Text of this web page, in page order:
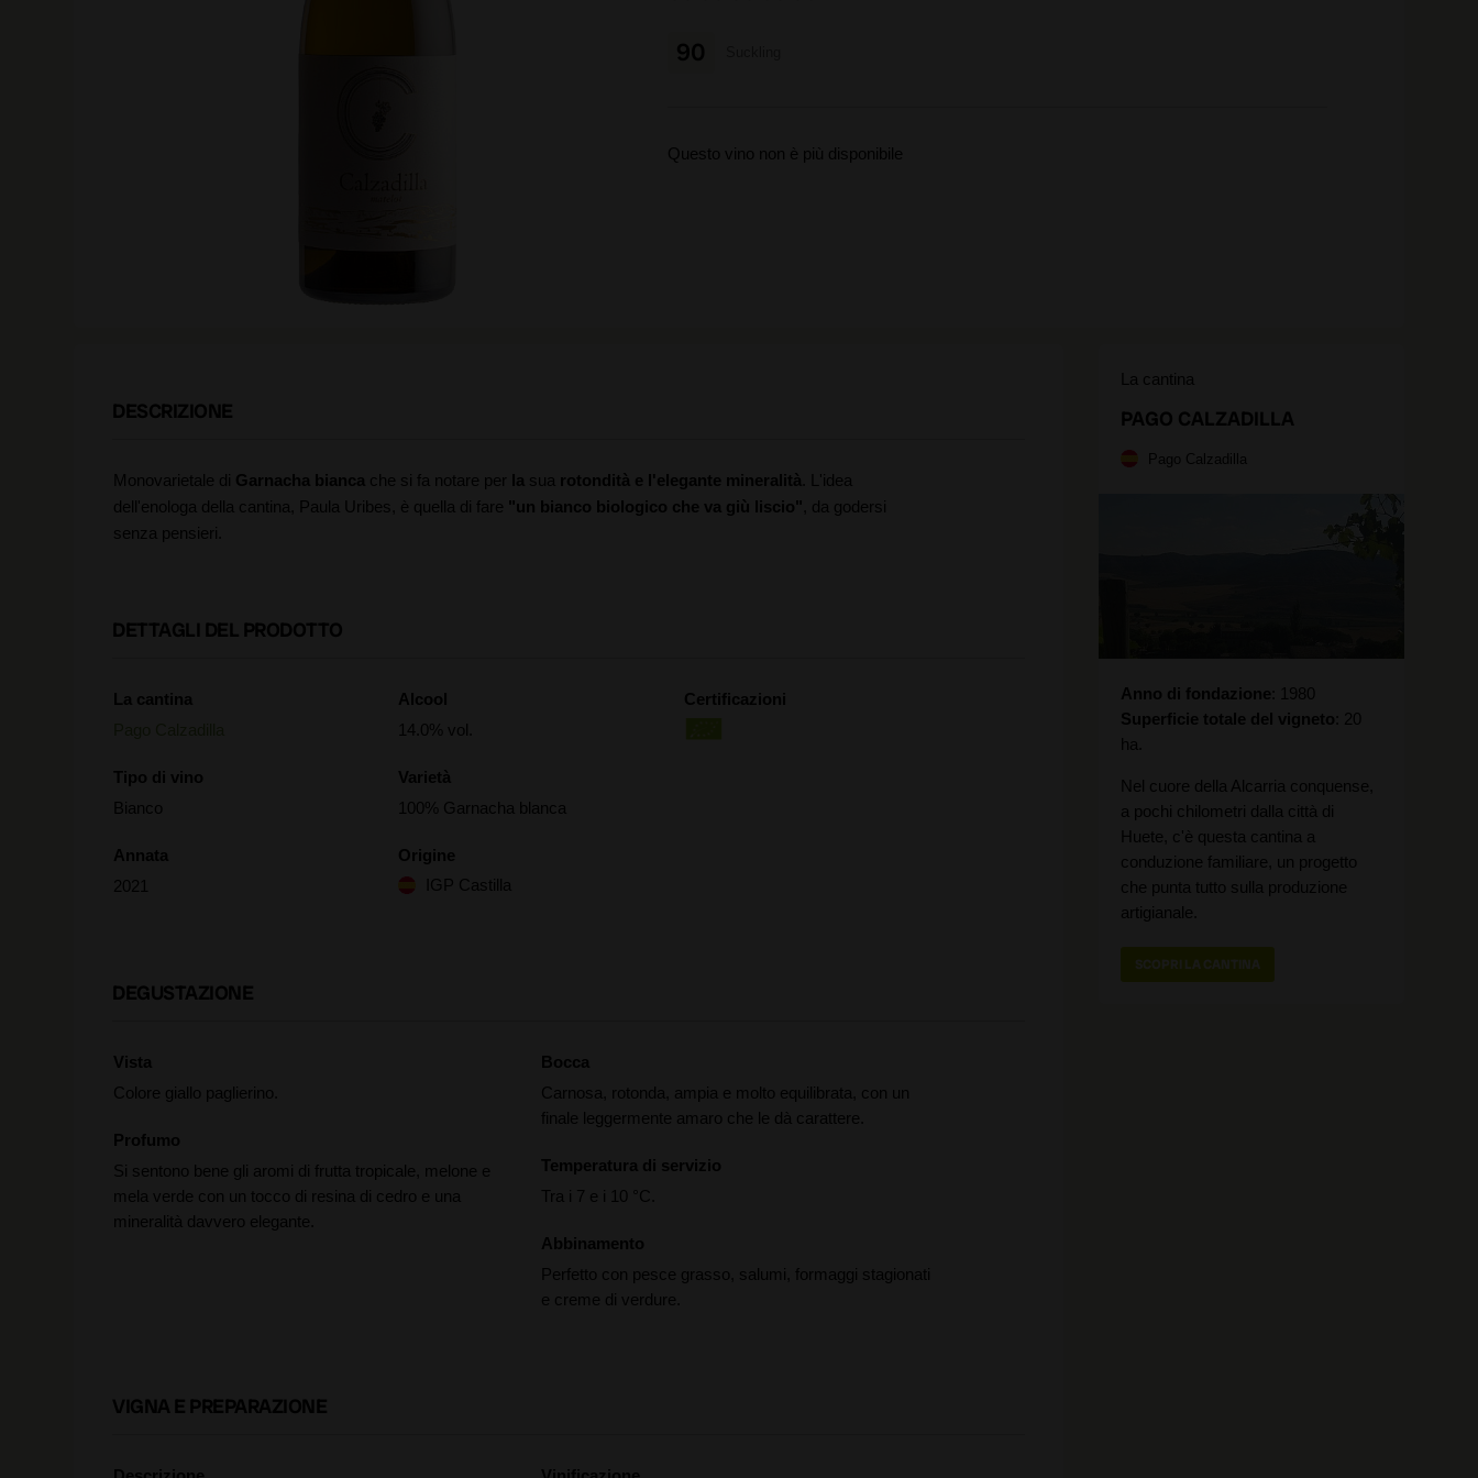
90
Questo vino non è più disponibile
DESCRIZIONE
Monovarietale di Garnacha bianca che si fa notare per la sua rotondità e l'elegante mineralità . L'idea
dell'enologa della cantina, Paula Uribes, è quella di fare "un bianco biologico che va giù liscio" , da godersi
senza pensieri.
DETTAGLI DEL PRODOTTO
La cantina
Tipo di vino
Bianco
Annata
2021
Alcool
14.0% vol.
Varietà
100% Garnacha blanca
Origine
IGP Castilla
Certificazioni
DEGUSTAZIONE
Vista
Colore giallo paglierino.
Profumo
Si sentono bene gli aromi di frutta tropicale, melone e
mela verde con un tocco di resina di cedro e una
mineralità davvero elegante.
Bocca
Carnosa, rotonda, ampia e molto equilibrata, con un
finale leggermente amaro che le dà carattere.
Temperatura di servizio
Tra i 7 e i 10 °C.
Abbinamento
Perfetto con pesce grasso, salumi, formaggi stagionati
e creme di verdure.
VIGNA E PREPARAZIONE
La cantina
PAGO CALZADILLA
Pago Calzadilla
Anno di fondazione
1980
Superficie totale del vigneto
20
ha.
Nel cuore della Alcarria conquense,
a pochi chilometri dalla città di
Huete, c'è questa cantina a
conduzione familiare, un progetto
che punta tutto sulla produzione
artigianale.
SCOPRI LA CANTINA